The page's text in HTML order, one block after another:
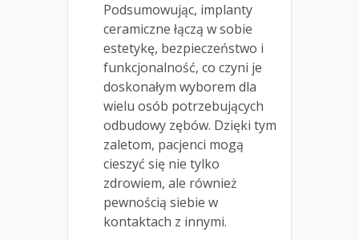
Podsumowując, implanty
ceramiczne łączą w sobie
estetykę, bezpieczeństwo i
funkcjonalność, co czyni je
doskonałym wyborem dla
wielu osób potrzebujących
odbudowy zębów. Dzięki tym
zaletom, pacjenci mogą
cieszyć się nie tylko
zdrowiem, ale również
pewnością siebie w
kontaktach z innymi.